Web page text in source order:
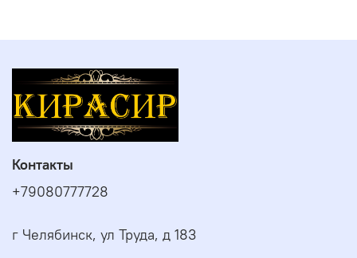
Контакты
+79080777728
г Челябинск, ул Труда, д 183